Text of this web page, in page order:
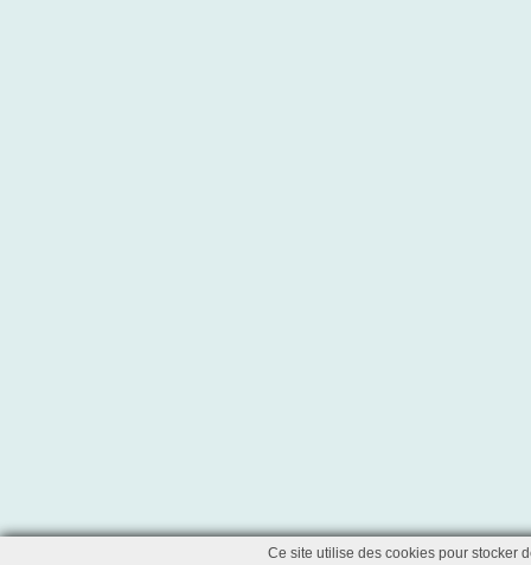
Ce site utilise des cookies pour stocker